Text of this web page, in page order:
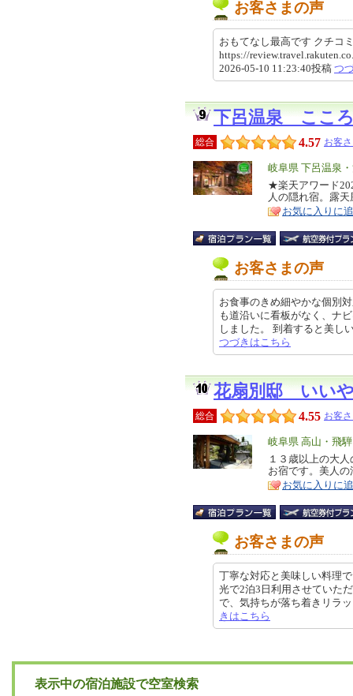
お客さまの声
おもてなし最高です クチ
https://
2026-05-10 11:23:40投稿 つ
下呂温泉 ここ
総合 4.57 お客
エ
リ
ア
岐阜県 下呂温泉
特
徴
★楽天アワード
人の隠れ宿。露
お気に入りに
お客さまの声
お食事のきめ細やかな個別
も道沿いに看板がなく、ナ
しました。 到着すると美
つづきはこちら
花扇別邸 いい
総合 4.55 お客
エ
リ
ア
岐阜県 高山・飛騨
特
徴
１３歳以上の大
お宿です。美人
お気に入りに
お客さまの声
丁寧な対応と美味しい料理
光で2泊3日利用させていた
で、気持ちが落ち着きリラ
きはこちら
表示中の宿泊施設で空室検索